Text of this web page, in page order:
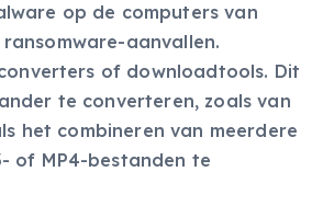
op de computers van
aanvallen.
of downloadtools. Dit
te converteren, zoals van
het combineren van meerdere
of MP4-bestanden te